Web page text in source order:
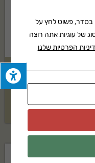
יצירת הקשר באתר ונחזור
אביזר מטאטא של HUSQVARNA
דגם: BR600
להצעת מחיר
בסדר, פשוט לחץ על
של עוגיות אתה רוצה
הפרטיות שלנו